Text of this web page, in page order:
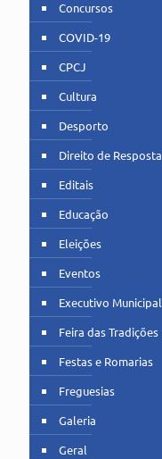
Concursos
COVID-19
CPCJ
Cultura
Desporto
Direito de Resposta
Editais
Educação
Eleições
Eventos
Executivo Municipal
Feira das Tradições
Festas e Romarias
Freguesias
Galeria
Geral